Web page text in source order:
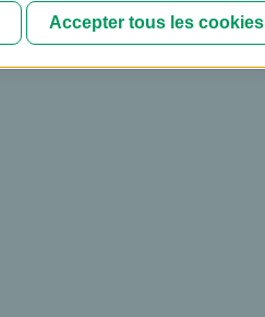
Accepter tous les cookies